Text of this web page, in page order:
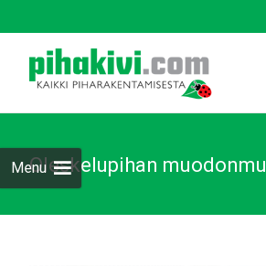
MenuOleskelupihan